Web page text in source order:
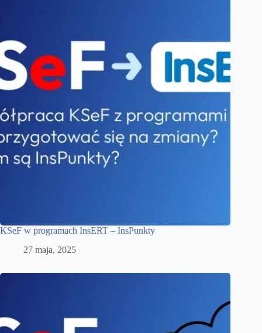
KSeF w programach InsERT – InsPunkty
27 maja, 2025